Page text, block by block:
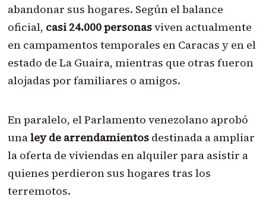
abandonar sus hogares. Según el balance
oficial, casi 24.000 personasviven actualmente
en campamentos temporales en Caracas y en el
estado de La Guaira, mientras que otras fueron
alojadas por familiares o amigos.
En paralelo, el Parlamento venezolano aprobó
unaley de arrendamientosdestinada a ampliar
la oferta de viviendas en alquiler para asistir a
quienes perdieron sus hogares tras los
terremotos.